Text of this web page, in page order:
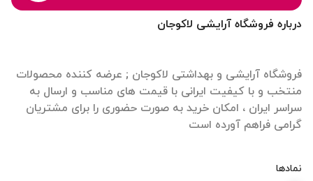
درباره فروشگاه آرایشی لاکوجان
فروشگاه آرایشی و بهداشتی لاکوجان ; عرضه کننده محصولات
منتخب و با کیفیت ایرانی با قیمت های مناسب و ارسال به
سراسر ایران ، امکان خرید به صورت حضوری را برای مشتریان
گرامی فراهم آورده است
نمادها